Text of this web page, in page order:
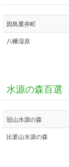
因島重井町
八幡湿原
水源の森百選
冠山水源の森
比婆山水源の森